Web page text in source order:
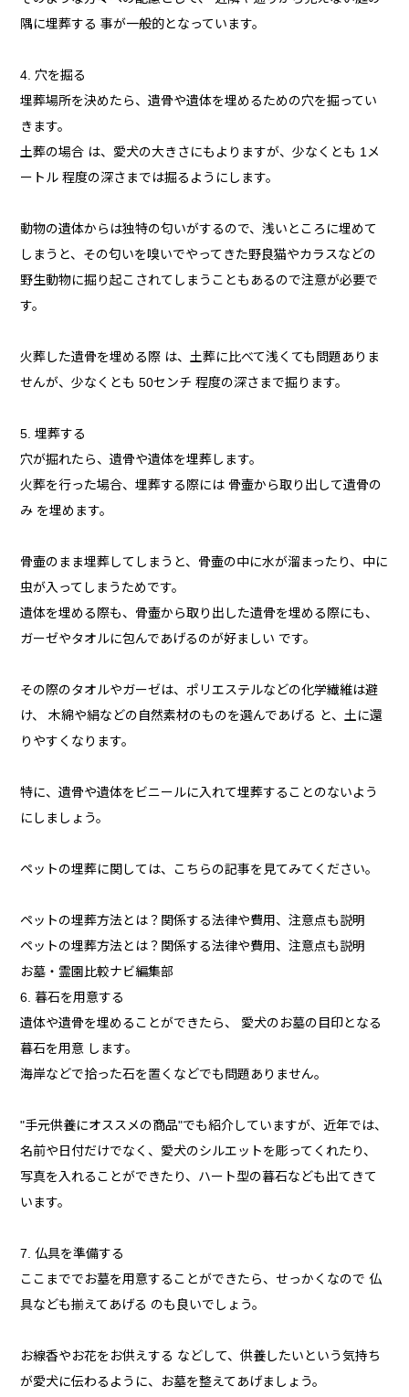
隅に埋葬する 事が一般的となっています。
4. 穴を掘る
埋葬場所を決めたら、遺骨や遺体を埋めるための穴を掘ってい
きます。
土葬の場合 は、愛犬の大きさにもよりますが、少なくとも 1メ
ートル 程度の深さまでは掘るようにします。
動物の遺体からは独特の匂いがするので、浅いところに埋めて
しまうと、その匂いを嗅いでやってきた野良猫やカラスなどの
野生動物に掘り起こされてしまうこともあるので注意が必要で
す。
火葬した遺骨を埋める際 は、土葬に比べて浅くても問題ありま
せんが、少なくとも 50センチ 程度の深さまで掘ります。
5. 埋葬する
穴が掘れたら、遺骨や遺体を埋葬します。
火葬を行った場合、埋葬する際には 骨壷から取り出して遺骨の
み を埋めます。
骨壷のまま埋葬してしまうと、骨壷の中に水が溜まったり、中に
虫が入ってしまうためです。
遺体を埋める際も、骨壷から取り出した遺骨を埋める際にも、
ガーゼやタオルに包んであげるのが好ましい です。
その際のタオルやガーゼは、ポリエステルなどの化学繊維は避
け、 木綿や絹などの自然素材のものを選んであげる と、土に還
りやすくなります。
特に、遺骨や遺体をビニールに入れて埋葬することのないよう
にしましょう。
ペットの埋葬に関しては、こちらの記事を見てみてください。
ペットの埋葬方法とは？関係する法律や費用、注意点も説明
ペットの埋葬方法とは？関係する法律や費用、注意点も説明
お墓・霊園比較ナビ編集部
6. 暮石を用意する
遺体や遺骨を埋めることができたら、 愛犬のお墓の目印となる
暮石を用意 します。
海岸などで拾った石を置くなどでも問題ありません。
"手元供養にオススメの商品"でも紹介していますが、近年では、
名前や日付だけでなく、愛犬のシルエットを彫ってくれたり、
写真を入れることができたり、ハート型の暮石なども出てきて
います。
7. 仏具を準備する
ここまででお墓を用意することができたら、せっかくなので 仏
具なども揃えてあげる のも良いでしょう。
お線香やお花をお供えする などして、供養したいという気持ち
が愛犬に伝わるように、お墓を整えてあげましょう。